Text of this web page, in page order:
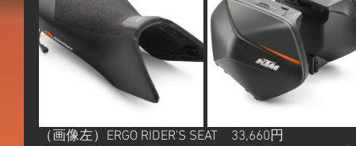
（画像左）ERGO RIDER'S SEAT　33,660円